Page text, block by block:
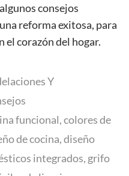
consejos
reforma exitosa, para
el corazón del hogar.
Y
funcional,colores de
de cocina,diseño
integrados, grifo